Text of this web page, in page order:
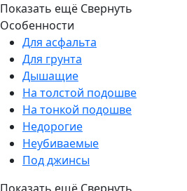
Показать ещё Свернуть
Особенности
Для асфальта
Для грунта
Дышащие
На толстой подошве
На тонкой подошве
Недорогие
Неубиваемые
Под джинсы